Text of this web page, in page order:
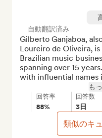
自動翻訳済み
Gilberto Ganjaboa,
Loureiro de Oliveira,
Brazilian music
spanning over 15
with influential names
も
回答率
88%
回答数
3日
類似のキ